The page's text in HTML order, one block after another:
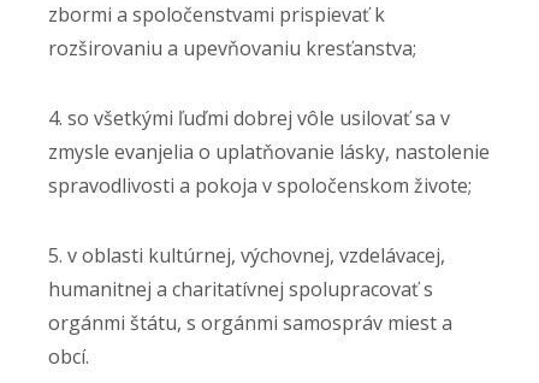
zbormi a spoločenstvami prispievať k
rozširovaniu a upevňovaniu kresťanstva;
4. so všetkými ľuďmi dobrej vôle usilovať sa v
zmysle evanjelia o uplatňovanie lásky, nastolenie
spravodlivosti a pokoja v spoločenskom živote;
5. v oblasti kultúrnej, výchovnej, vzdelávacej,
humanitnej a charitatívnej spolupracovať s
orgánmi štátu, s orgánmi samospráv miest a
obcí.